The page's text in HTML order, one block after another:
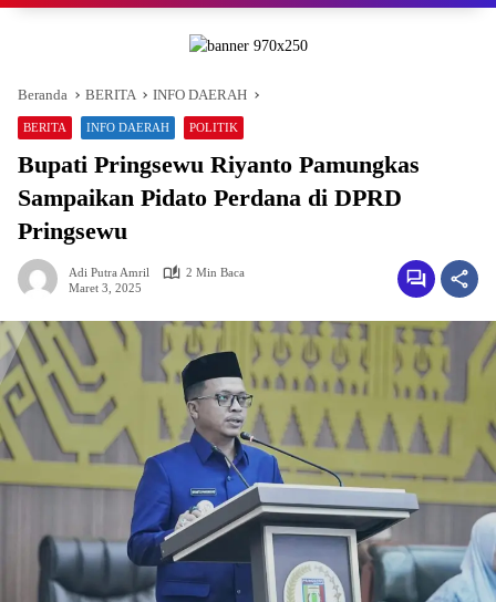
Beranda BERITA INFO DAERAH
BERITA INFO DAERAH POLITIK
Bupati Pringsewu Riyanto Pamungkas
Sampaikan Pidato Perdana di DPRD
Pringsewu
Adi Putra Amril
2 Min Baca
Maret 3, 2025